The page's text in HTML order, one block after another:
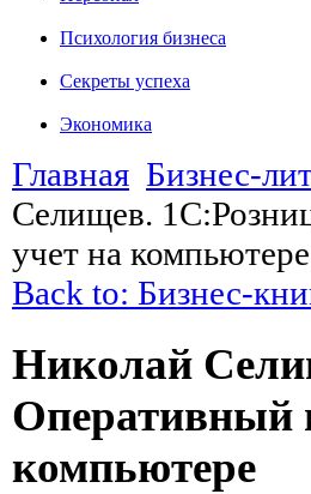
Психология бизнеса
Секреты успеха
Экономика
Главная Бизнес-
Селищев.
учет на компьютере
Back to: Бизнес-
Николай
Оперативный
компьютере